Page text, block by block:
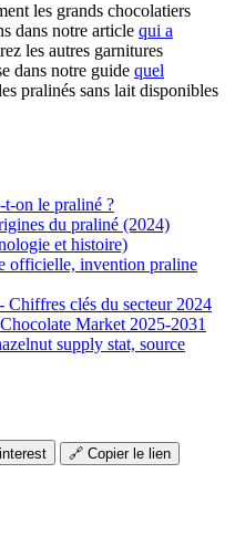
les grands chocolatiers
dans notre article qui a
les autres garnitures
dans notre guide quel
pralinés sans lait disponibles
on le praliné ?
du praliné (2024)
et histoire)
officielle, invention praline
Chiffres clés du secteur 2024
Market 2025-2031
supply stat, source
🔗 Copier le lien